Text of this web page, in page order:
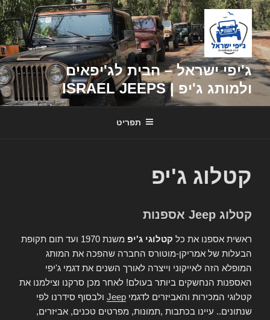
דילוג
לתוכן
ג'יפי ישראל – הבית לג'יפאים
ולמותג ג'יפ | ISRAEL JEEPS
תפריט
קטלוג ג'יפ
קטלוג Jeep אספנות
ראשית אספנו את כל קטלוגי ג'יפ
משנת 1970 ועד תום תקופת
הבעלות של אמריקן-מוטורס החברה שהפכה את המותג
המופלא הזה לאייקוני וייצרה לאורך השנים את דגמי ג'יפי
האספנות הנחשקים ביותר בעולם! לאחר מכן סרקנו וצילמנו את
קטלוגי המכירות והאביזרים לדגמי Jeep ולבסוף סידרנו לפי
שנתונים.. עיינו בכתבות ,תמונות, מפרטים טכנים, אביזרים,